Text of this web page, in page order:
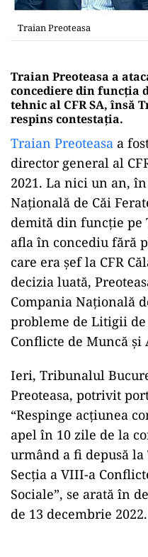
Traian Preoteasa
Traian Preoteasa a
concediere din funcția
tehnic al CFR SA, însă
respins contestația.
Traian Preoteasa a
director general al
2021. La nici un an,
Națională de Căi
demită din funcție pe
afla în concediu fără
care era șef la CFR
decizia luată,
Compania Națională
probleme de Litigii
Conflicte de Muncă și
Ieri, Tribunalul
Preoteasa, potrivit
“Respinge acțiunea
apel în 10 zile de la
urmând a fi depusă
Secția a VIII-a
Sociale”, se arată în
de 13 decembrie 2022.